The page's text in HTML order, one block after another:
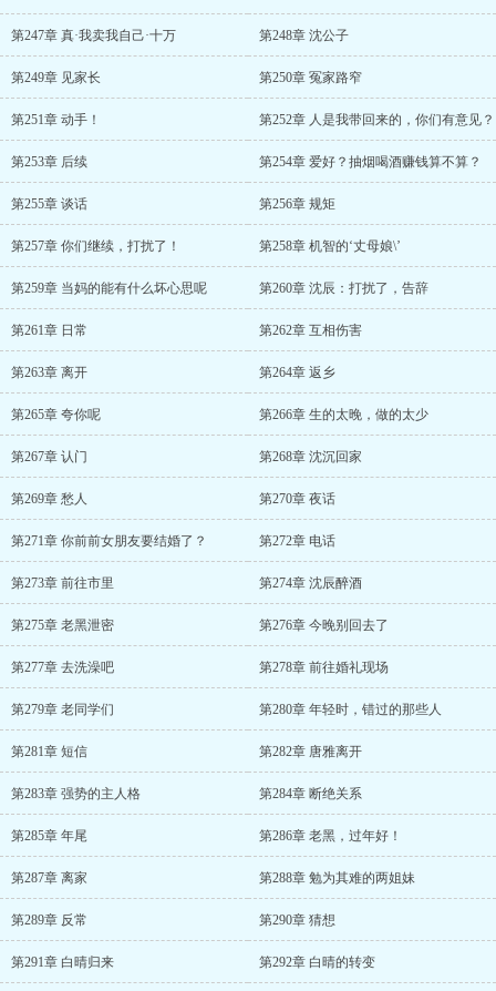
第247章 真·我卖我自己·十万 第248章 沈公子
第249章 见家长 第250章 冤家路窄
第251章 动手！ 第252章 人是我带回来的，你们有意见？
第253章 后续 第254章 爱好？抽烟喝酒赚钱算不算？
第255章 谈话 第256章 规矩
第257章 你们继续，打扰了！ 第258章 机智的‘丈母娘\’
第259章 当妈的能有什么坏心思呢 第260章 沈辰：打扰了，告辞
第261章 日常 第262章 互相伤害
第263章 离开 第264章 返乡
第265章 夸你呢 第266章 生的太晚，做的太少
第267章 认门 第268章 沈沉回家
第269章 愁人 第270章 夜话
第271章 你前前女朋友要结婚了？ 第272章 电话
第273章 前往市里 第274章 沈辰醉酒
第275章 老黑泄密 第276章 今晚别回去了
第277章 去洗澡吧 第278章 前往婚礼现场
第279章 老同学们 第280章 年轻时，错过的那些人
第281章 短信 第282章 唐雅离开
第283章 强势的主人格 第284章 断绝关系
第285章 年尾 第286章 老黑，过年好！
第287章 离家 第288章 勉为其难的两姐妹
第289章 反常 第290章 猜想
第291章 白晴归来 第292章 白晴的转变